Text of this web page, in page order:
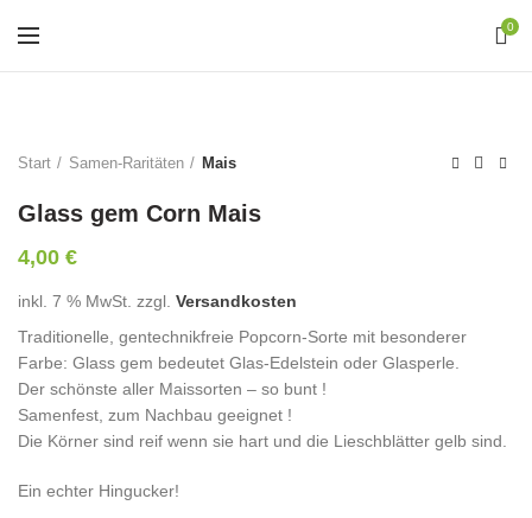
0
Start Samen-Raritäten Mais
Glass gem Corn Mais
4,00 €
inkl. 7 % MwSt. zzgl. Versandkosten
Traditionelle, gentechnikfreie Popcorn-Sorte mit besonderer
Farbe: Glass gem bedeutet Glas-Edelstein oder Glasperle.
Der schönste aller Maissorten – so bunt !
Samenfest, zum Nachbau geeignet !
Die Körner sind reif wenn sie hart und die Lieschblätter gelb sind.
Ein echter Hingucker!